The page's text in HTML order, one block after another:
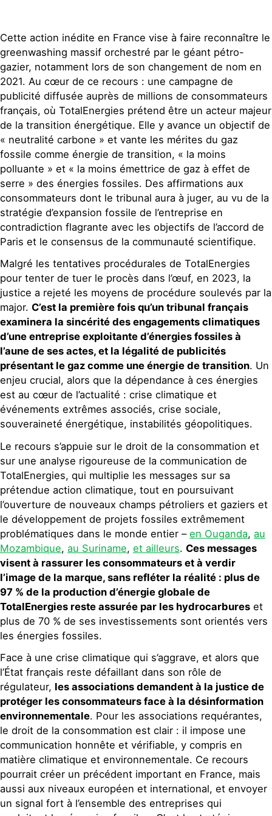
Cette action inédite en France vise à faire reconnaître le
greenwashing massif orchestré par le géant pétro-
gazier, notamment lors de son changement de nom en
2021. Au cœur de ce recours : une campagne de
publicité diffusée auprès de millions de consommateurs
français, où TotalEnergies prétend être un acteur majeur
de la transition énergétique. Elle y avance un objectif de
« neutralité carbone » et vante les mérites du gaz
fossile comme énergie de transition, « la moins
polluante » et « la moins émettrice de gaz à effet de
serre » des énergies fossiles. Des affirmations aux
consommateurs dont le tribunal aura à juger, au vu de la
stratégie d’expansion fossile de l’entreprise en
contradiction flagrante avec les objectifs de l’accord de
Paris et le consensus de la communauté scientifique.
Malgré les tentatives procédurales de TotalEnergies
pour tenter de tuer le procès dans l’œuf, en 2023, la
justice a rejeté les moyens de procédure soulevés par la
major. C’est la première fois qu’un tribunal français
examinera la sincérité des engagements climatiques
d’une entreprise exploitante d’énergies fossiles à
l’aune de ses actes, et la légalité de publicités
présentant le gaz comme une énergie de transition. Un
enjeu crucial, alors que la dépendance à ces énergies
est au cœur de l’actualité : crise climatique et
événements extrêmes associés, crise sociale,
souveraineté énergétique, instabilités géopolitiques.
Le recours s’appuie sur le droit de la consommation et
sur une analyse rigoureuse de la communication de
TotalEnergies, qui multiplie les messages sur sa
prétendue action climatique, tout en poursuivant
l’ouverture de nouveaux champs pétroliers et gaziers et
le développement de projets fossiles extrêmement
problématiques dans le monde entier – en Ouganda, au
Mozambique, au Suriname, et ailleurs. Ces messages
visent à rassurer les consommateurs et à verdir
l’image de la marque, sans refléter la réalité : plus de
97 % de la production d’énergie globale de
TotalEnergies reste assurée par les hydrocarbures et
plus de 70 % de ses investissements sont orientés vers
les énergies fossiles.
Face à une crise climatique qui s’aggrave, et alors que
l’État français reste défaillant dans son rôle de
régulateur, les associations demandent à la justice de
protéger les consommateurs face à la désinformation
environnementale. Pour les associations requérantes,
le droit de la consommation est clair : il impose une
communication honnête et vérifiable, y compris en
matière climatique et environnementale. Ce recours
pourrait créer un précédent important en France, mais
aussi aux niveaux européen et international, et envoyer
un signal fort à l’ensemble des entreprises qui